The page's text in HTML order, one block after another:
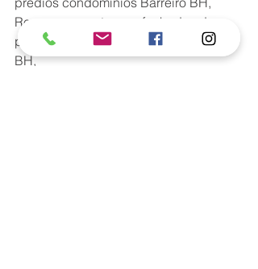
Reparos urgentes em fachadas de
prédios condomínios Centro-Sul de
BH,